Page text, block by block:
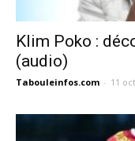
Klim Poko :
(audio)
Tabouleinfos.com - 11